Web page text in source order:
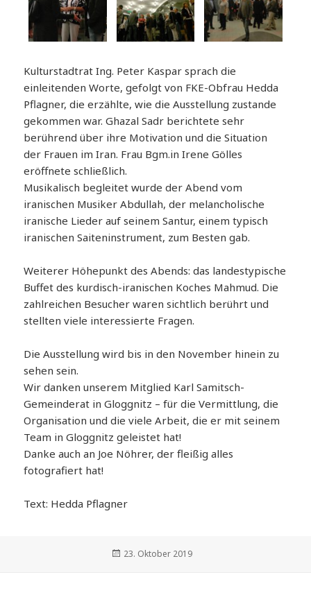
Kulturstadtrat Ing. Peter Kaspar sprach die
einleitenden Worte, gefolgt von FKE-Obfrau Hedda
Pflagner, die erzählte, wie die Ausstellung zustande
gekommen war. Ghazal Sadr berichtete sehr
berührend über ihre Motivation und die Situation
der Frauen im Iran. Frau Bgm.in Irene Gölles
eröffnete schließlich.
Musikalisch begleitet wurde der Abend vom
iranischen Musiker Abdullah, der melancholische
iranische Lieder auf seinem Santur, einem typisch
iranischen Saiteninstrument, zum Besten gab.
Weiterer Höhepunkt des Abends: das landestypische
Buffet des kurdisch-iranischen Koches Mahmud. Die
zahlreichen Besucher waren sichtlich berührt und
stellten viele interessierte Fragen.
Die Ausstellung wird bis in den November hinein zu
sehen sein.
Wir danken unserem Mitglied Karl Samitsch-
Gemeinderat in Gloggnitz – für die Vermittlung, die
Organisation und die viele Arbeit, die er mit seinem
Team in Gloggnitz geleistet hat!
Danke auch an Joe Nöhrer, der fleißig alles
fotografiert hat!
Text: Hedda Pflagner
Veröffentlicht
23. Oktober 2019